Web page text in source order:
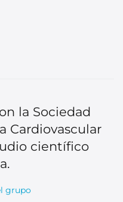
la Sociedad
Cardiovascular
científico
grupo